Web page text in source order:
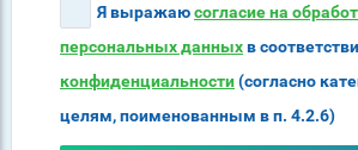
Я выражаюсогласие на
персональных данныхв
конфиденциальности(согласно
целям, поименованным в п. 4.2.6)